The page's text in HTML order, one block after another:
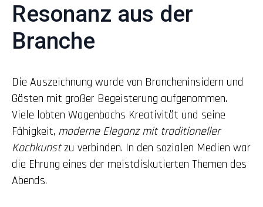
Resonanz aus der
Branche
Die Auszeichnung wurde von Brancheninsidern und
Gästen mit großer Begeisterung aufgenommen.
Viele lobten Wagenbachs Kreativität und seine
Fähigkeit, moderne Eleganz mit traditioneller
Kochkunstzu verbinden. In den sozialen Medien war
die Ehrung eines der meistdiskutierten Themen des
Abends.